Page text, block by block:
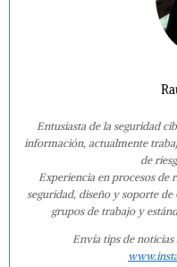
Entusiasta de la seguridad
información, actualmente
de
Experiencia en procesos de
seguridad, diseño y soporte
grupos de trabajo y
Envía tips de